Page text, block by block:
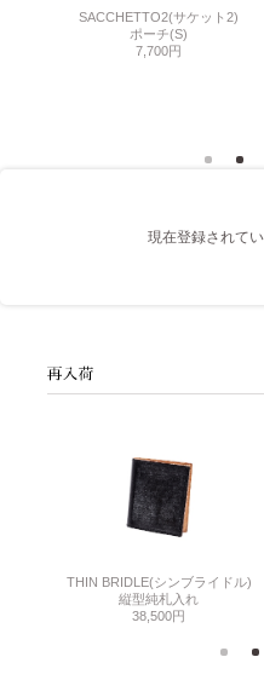
SACCHETTO2(サケット2)
ポーチ(S)
7,700円
現在登録されて
THIN BRIDLE(シンブライドル)
縦型純札入れ
38,500円